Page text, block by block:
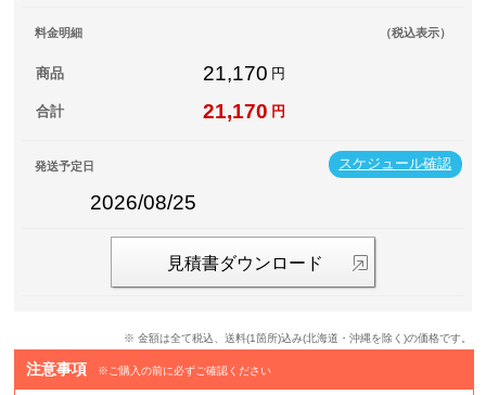
料金明細 （税込表示）
商品 21,170 円
合計 21,170 円
スケジュール確認
発送予定日
2026/08/25
見積書ダウンロード
※ 金額は全て税込、送料(1箇所)込み(北海道・沖縄を除く)の価格です。
注意事項 ※ご購入の前に必ずご確認ください